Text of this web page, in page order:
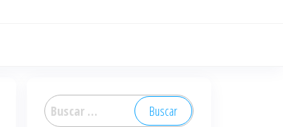
Buscar: